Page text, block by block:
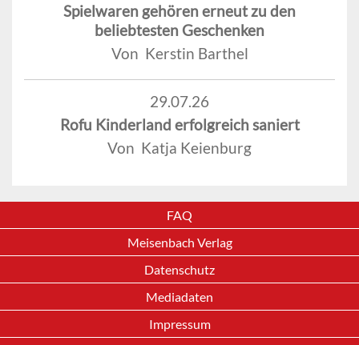
Spielwaren gehören erneut zu den
beliebtesten Geschenken
Von Kerstin Barthel
29.07.26
Rofu Kinderland erfolgreich saniert
Von Katja Keienburg
FAQ
Meisenbach Verlag
Datenschutz
Mediadaten
Impressum